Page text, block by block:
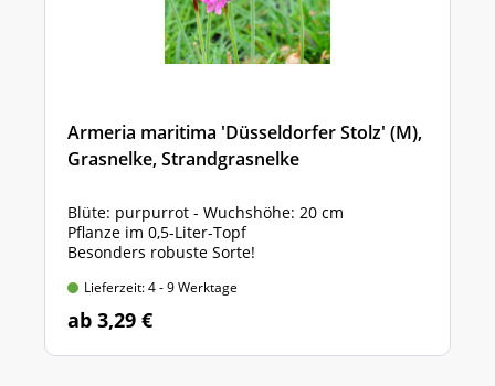
Armeria maritima 'Düsseldorfer Stolz' (M),
Grasnelke, Strandgrasnelke
Blüte: purpurrot - Wuchshöhe: 20 cm
Pflanze im 0,5-Liter-Topf
Besonders robuste Sorte!
Lieferzeit: 4 - 9 Werktage
ab 3,29 €